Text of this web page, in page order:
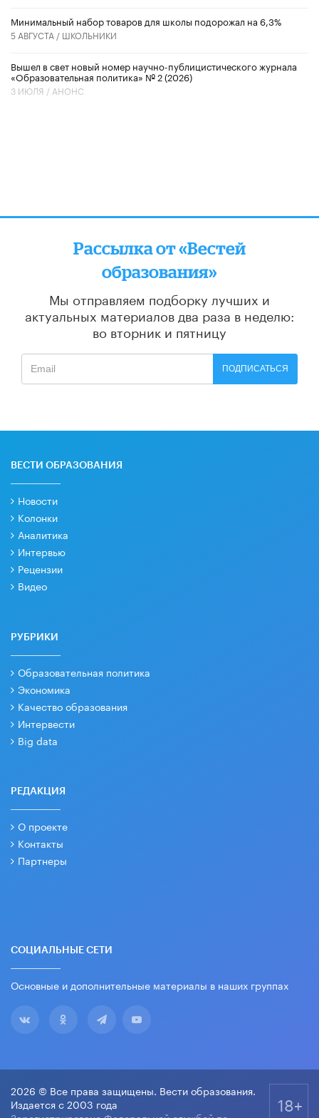
Минимальный набор товаров для школы подорожал на 6,3%
5 АВГУСТА / ШКОЛЬНИКИ
Вышел в свет новый номер научно-публицистического журнала
«Образовательная политика» № 2 (2026)
3 ИЮЛЯ / АНОНС
Рассылка от «Вестей
образования»
Мы отправляем подборку лучших и
актуальных материалов два раза в неделю:
во вторник и пятницу
ПОДПИСАТЬСЯ
ВЕСТИ ОБРАЗОВАНИЯ
Новости
Колонки
Аналитика
Интервью
Рецензии
Видео
РУБРИКИ
Образовательная политика
Экономика
Качество образования
Интервести
Big data
РЕДАКЦИЯ
О проекте
Контакты
Партнеры
СОЦИАЛЬНЫЕ СЕТИ
Основные и дополнительные материалы в наших группах
2026 © Все права защищены. Вести образования.
Издается с 2003 года
18+